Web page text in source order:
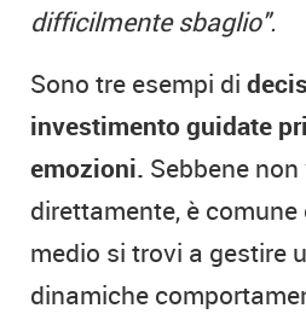
difficilmente sbaglio".
Sono tre esempi di
investimento guidate
emozioni. Sebbene
direttamente, è
medio si trovi a gestire
dinamiche